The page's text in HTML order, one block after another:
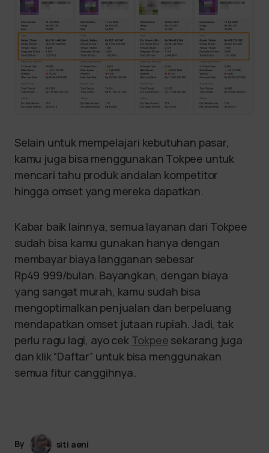
Selain untuk mempelajari kebutuhan pasar,
kamu juga bisa menggunakan Tokpee untuk
mencari tahu produk andalan kompetitor
hingga omset yang mereka dapatkan.
Kabar baik lainnya, semua layanan dari Tokpee
sudah bisa kamu gunakan hanya dengan
membayar biaya langganan sebesar
Rp49.999/bulan. Bayangkan, dengan biaya
yang sangat murah, kamu sudah bisa
mengoptimalkan penjualan dan berpeluang
mendapatkan omset jutaan rupiah. Jadi, tak
perlu ragu lagi, ayo cek Tokpee sekarang juga
dan klik “Daftar” untuk bisa menggunakan
semua fitur canggihnya.
By siti aeni